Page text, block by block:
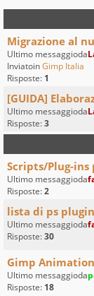
Migrazione al
Ultimo messaggioda
InviatoinGimp Italia
Risposte: 1
[GUIDA]
Ultimo messaggioda
Risposte:3
Scripts/Plug-ins
Ultimo messaggioda
Risposte:2
lista di ps
Ultimo messaggioda
Risposte:30
Gimp
Ultimo messaggioda
Risposte: 18